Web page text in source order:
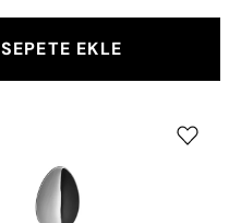
SEPETE EKLE
Çay
Kaşığı